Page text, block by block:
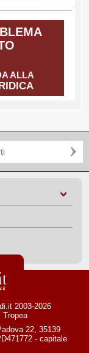
ALLA
2003-2026
Tropea
22, 35139
- capitale